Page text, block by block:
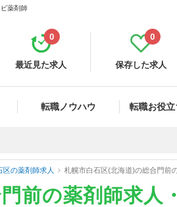
薬剤師
最近見た求人
0
保存した求人
0
転職ノウハウ 転職お役
区の薬剤師求人 札幌市白石区(北海道)の総合門前
前の薬剤師求人